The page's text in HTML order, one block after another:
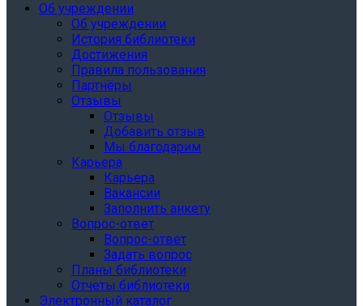
Об учреждении
Об учреждении
История библиотеки
Достижения
Правила пользования
Партнёры
Отзывы
Отзывы
Добавить отзыв
Мы благодарим
Карьера
Карьера
Вакансии
Заполнить анкету
Вопрос-ответ
Вопрос-ответ
Задать вопрос
Планы библиотеки
Отчеты библиотеки
Электронный каталог